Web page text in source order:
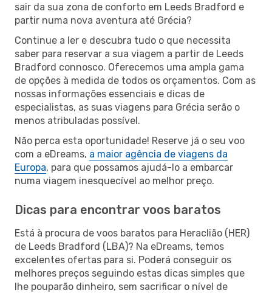
sair da sua zona de conforto em Leeds Bradford e
partir numa nova aventura até Grécia?
Continue a ler e descubra tudo o que necessita
saber para reservar a sua viagem a partir de Leeds
Bradford connosco. Oferecemos uma ampla gama
de opções à medida de todos os orçamentos. Com as
nossas informações essenciais e dicas de
especialistas, as suas viagens para Grécia serão o
menos atribuladas possível.
Não perca esta oportunidade! Reserve já o seu voo
com a eDreams, a maior agência de viagens da
Europa, para que possamos ajudá-lo a embarcar
numa viagem inesquecível ao melhor preço.
Dicas para encontrar voos baratos
Está à procura de voos baratos para Heraclião (HER)
de Leeds Bradford (LBA)? Na eDreams, temos
excelentes ofertas para si. Poderá conseguir os
melhores preços seguindo estas dicas simples que
lhe pouparão dinheiro, sem sacrificar o nível de